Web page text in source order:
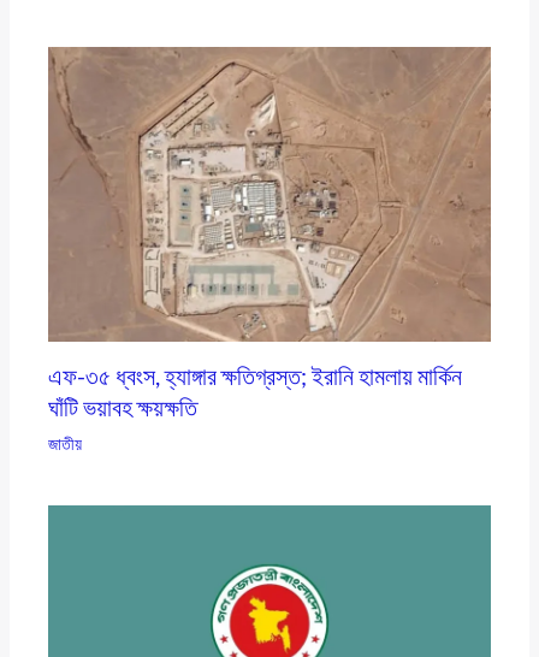
এফ-৩৫ ধ্বংস, হ্যাঙ্গার ক্ষতিগ্রস্ত; ইরানি হামলায় মার্কিন
ঘাঁটি ভয়াবহ ক্ষয়ক্ষতি
জাতীয়